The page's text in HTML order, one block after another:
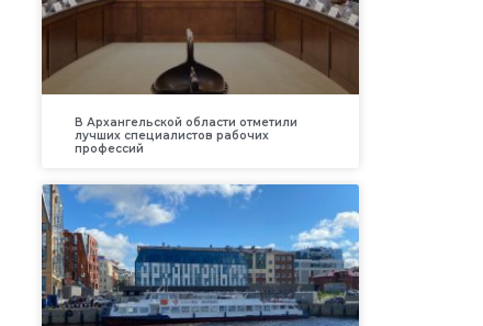
В Архангельской области отметили
лучших специалистов рабочих
профессий